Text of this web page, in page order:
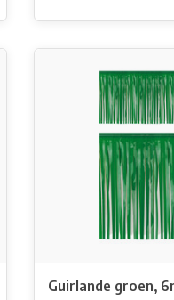
Guirlande groen,